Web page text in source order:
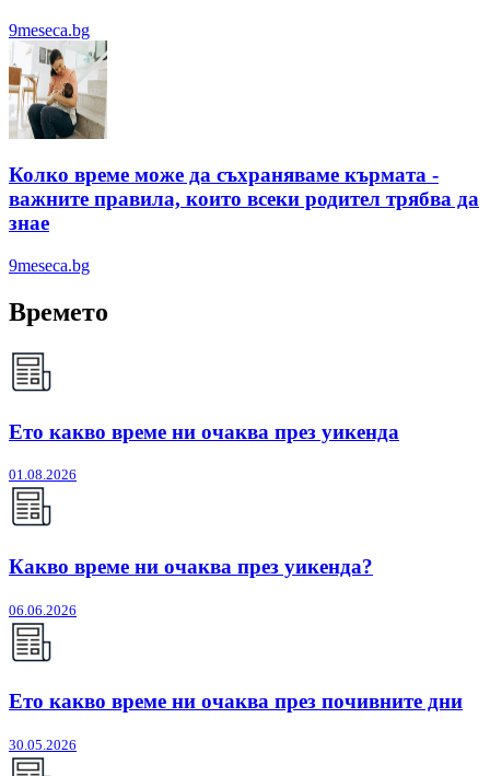
9meseca.bg
Колко време може да съхраняваме кърмата -
важните правила, които всеки родител трябва да
знае
9meseca.bg
Времето
Ето какво време ни очаква през уикенда
01.08.2026
Какво време ни очаква през уикенда?
06.06.2026
Ето какво време ни очаква през почивните дни
30.05.2026